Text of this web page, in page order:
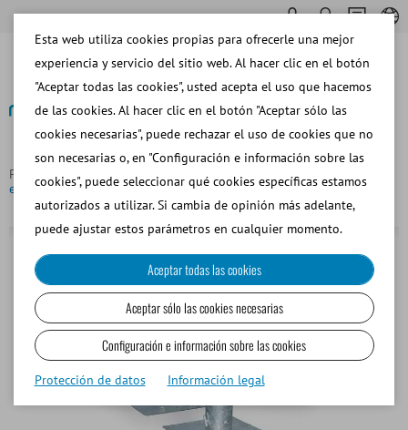
Página principal Equino Colección de Semen
Maniquí
equino Hannover, con sistema hidraulico para regular altura
Esta web utiliza cookies propias para ofrecerle una mejor
experiencia y servicio del sitio web. Al hacer clic en el botón
"Aceptar todas las cookies", usted acepta el uso que hacemos
de las cookies. Al hacer clic en el botón "Aceptar sólo las
cookies necesarias", puede rechazar el uso de cookies que no
son necesarias o, en "Configuración e información sobre las
cookies", puede seleccionar qué cookies específicas estamos
autorizados a utilizar. Si cambia de opinión más adelante,
puede ajustar estos parámetros en cualquier momento.
Aceptar todas las cookies
Aceptar sólo las cookies necesarias
Configuración e información sobre las cookies
Protección de datos Información legal